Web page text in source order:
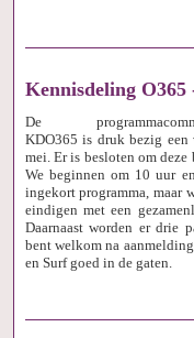
Kennisdeling O365
​De
KDO365 is druk bezig een
mei. Er is besloten om
We beginnen om 10 uur
ingekort programma, maar
eindigen met een
Daarnaast worden er drie
bent welkom na
en Surf goed in de gaten.